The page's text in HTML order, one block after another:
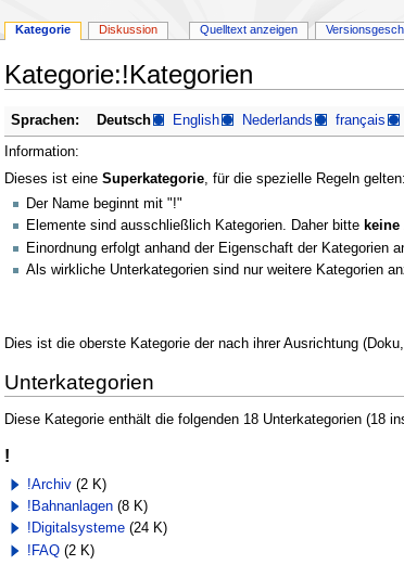
Kategorie:!Kategorien
Zur
Navigation
springen
Zur
Suche
springen
Sprachen: Deutsch English Nederlands français
Information:
Dieses ist eine Superkategorie, für die spezielle Regeln gelten:
Der Name beginnt mit "!"
Elemente sind ausschließlich Kategorien. Daher bitte
Einordnung erfolgt anhand der Eigenschaft der Kategorien
Als wirkliche Unterkategorien sind nur weitere Kategorien
Dies ist die oberste Kategorie der nach ihrer Ausrichtung
Unterkategorien
Diese Kategorie enthält die folgenden 18 Unterkategorien (18
!
!Archiv (2 K)
!Bahnanlagen (8 K)
!Digitalsysteme (24 K)
!FAQ (2 K)
Kategorie Diskussion Quelltext anzeigen